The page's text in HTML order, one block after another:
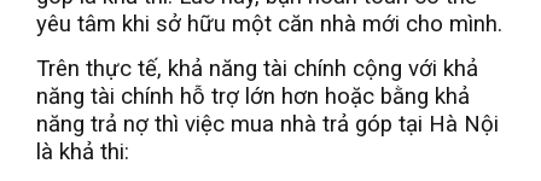
yêu tâm khi sở hữu một căn nhà mới cho mình.
Trên thực tế, khả năng tài chính cộng với khả
năng tài chính hỗ trợ lớn hơn hoặc bằng khả
năng trả nợ thì việc mua nhà trả góp tại Hà Nội
là khả thi: